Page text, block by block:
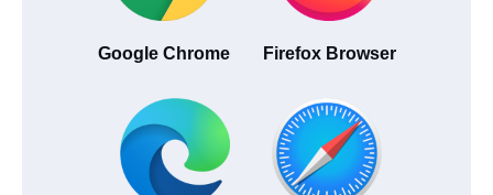
Google Chrome Firefox Browser